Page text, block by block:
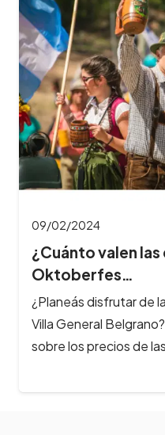
para el
2024 en
contamos todo
fechas…